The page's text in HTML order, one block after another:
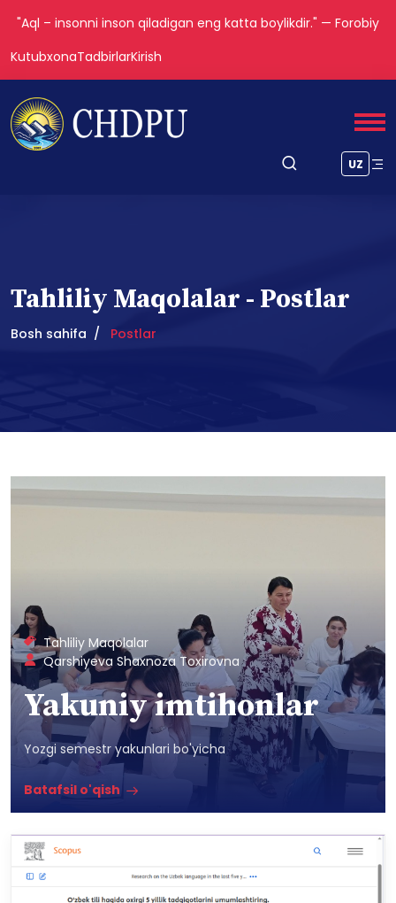
"Aql – insonni inson qiladigan eng katta boylikdir." — Forobiy
KutubxonaTadbirlarKirish
UZ
Tahliliy Maqolalar - Postlar
Bosh sahifa Postlar
Tahliliy Maqolalar
Qarshiyeva Shaxnoza Toxirovna
Yakuniy imtihonlar
Yozgi semestr yakunlari bo'yicha
Batafsil o'qish